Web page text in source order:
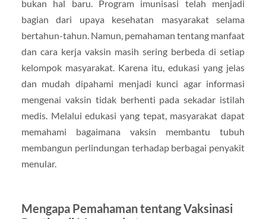
bukan hal baru. Program imunisasi telah menjadi
bagian dari upaya kesehatan masyarakat selama
bertahun-tahun. Namun, pemahaman tentang manfaat
dan cara kerja vaksin masih sering berbeda di setiap
kelompok masyarakat. Karena itu, edukasi yang jelas
dan mudah dipahami menjadi kunci agar informasi
mengenai vaksin tidak berhenti pada sekadar istilah
medis. Melalui edukasi yang tepat, masyarakat dapat
memahami bagaimana vaksin membantu tubuh
membangun perlindungan terhadap berbagai penyakit
menular.
Mengapa Pemahaman tentang Vaksinasi